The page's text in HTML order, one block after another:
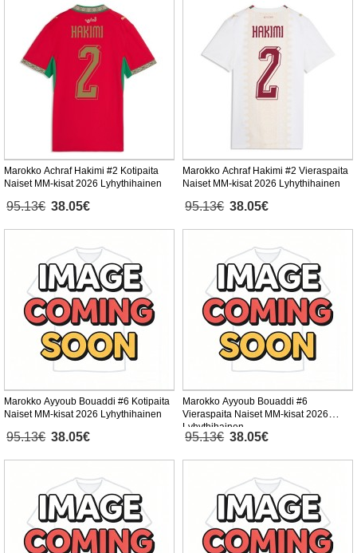
Marokko Achraf Hakimi #2 Kotipaita
Naiset MM-kisat 2026 Lyhythihainen
95.13€ 38.05€
Marokko Achraf Hakimi #2 Vieraspaita
Naiset MM-kisat 2026 Lyhythihainen
95.13€ 38.05€
Marokko Ayyoub Bouaddi #6 Kotipaita
Naiset MM-kisat 2026 Lyhythihainen
95.13€ 38.05€
Marokko Ayyoub Bouaddi #6
Vieraspaita Naiset MM-kisat 2026
Lyhythihainen
95.13€ 38.05€